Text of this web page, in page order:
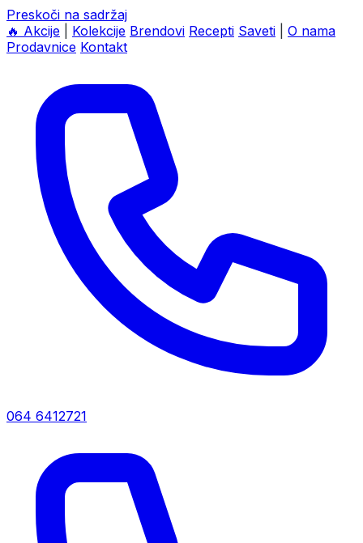
Preskoči na sadržaj
🔥 Akcije Kolekcije Brendovi Recepti Saveti
O nama
Prodavnice Kontakt
064 6412721